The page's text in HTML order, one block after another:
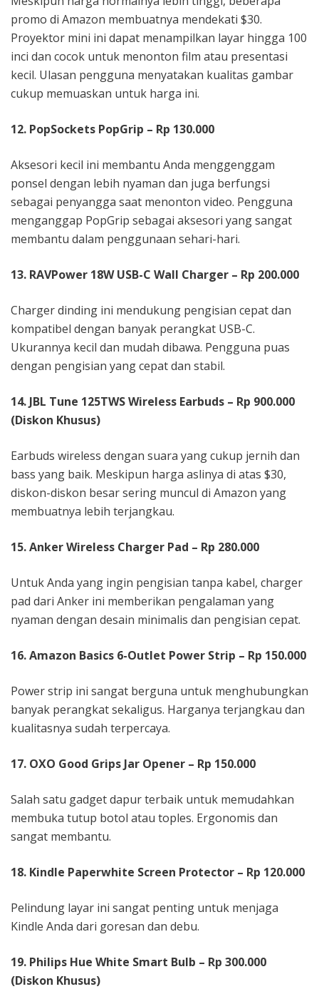
promo di Amazon membuatnya mendekati $30.
Proyektor mini ini dapat menampilkan layar hingga 100
inci dan cocok untuk menonton film atau presentasi
kecil. Ulasan pengguna menyatakan kualitas gambar
cukup memuaskan untuk harga ini.
12. PopSockets PopGrip – Rp 130.000
Aksesori kecil ini membantu Anda menggenggam
ponsel dengan lebih nyaman dan juga berfungsi
sebagai penyangga saat menonton video. Pengguna
menganggap PopGrip sebagai aksesori yang sangat
membantu dalam penggunaan sehari-hari.
13. RAVPower 18W USB-C Wall Charger – Rp 200.000
Charger dinding ini mendukung pengisian cepat dan
kompatibel dengan banyak perangkat USB-C.
Ukurannya kecil dan mudah dibawa. Pengguna puas
dengan pengisian yang cepat dan stabil.
14. JBL Tune 125TWS Wireless Earbuds – Rp 900.000
(Diskon Khusus)
Earbuds wireless dengan suara yang cukup jernih dan
bass yang baik. Meskipun harga aslinya di atas $30,
diskon-diskon besar sering muncul di Amazon yang
membuatnya lebih terjangkau.
15. Anker Wireless Charger Pad – Rp 280.000
Untuk Anda yang ingin pengisian tanpa kabel, charger
pad dari Anker ini memberikan pengalaman yang
nyaman dengan desain minimalis dan pengisian cepat.
16. Amazon Basics 6-Outlet Power Strip – Rp 150.000
Power strip ini sangat berguna untuk menghubungkan
banyak perangkat sekaligus. Harganya terjangkau dan
kualitasnya sudah terpercaya.
17. OXO Good Grips Jar Opener – Rp 150.000
Salah satu gadget dapur terbaik untuk memudahkan
membuka tutup botol atau toples. Ergonomis dan
sangat membantu.
18. Kindle Paperwhite Screen Protector – Rp 120.000
Pelindung layar ini sangat penting untuk menjaga
Kindle Anda dari goresan dan debu.
19. Philips Hue White Smart Bulb – Rp 300.000
(Diskon Khusus)